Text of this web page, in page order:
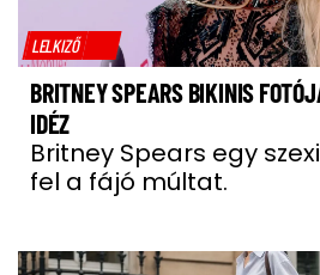
LELKIZŐ
BRITNEY SPEARS BIKINIS
IDÉZ
Britney Spears egy
fel a fájó múltat.